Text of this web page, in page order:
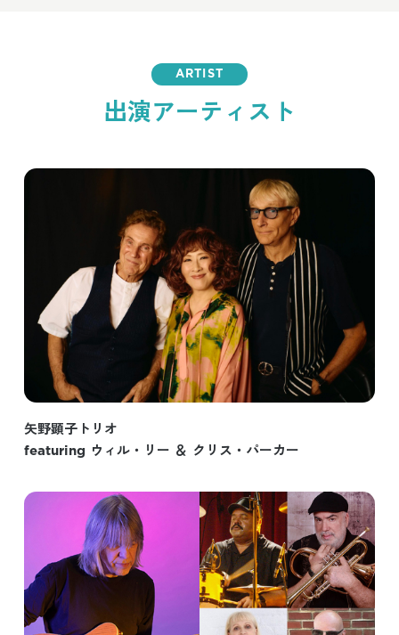
ARTIST
出演アーティスト
矢野顕子トリオ
featuring ウィル・リー ＆ クリス・パーカー